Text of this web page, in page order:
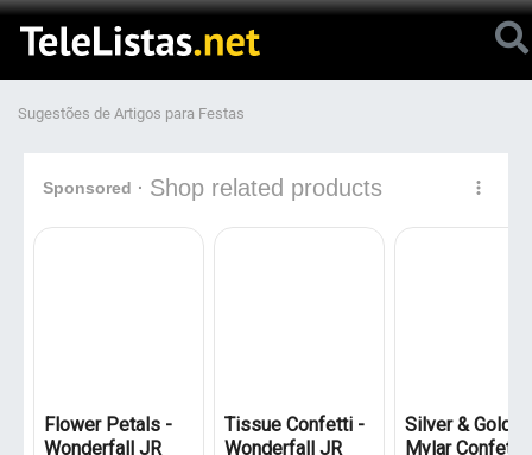
Sugestões de Artigos para Festas